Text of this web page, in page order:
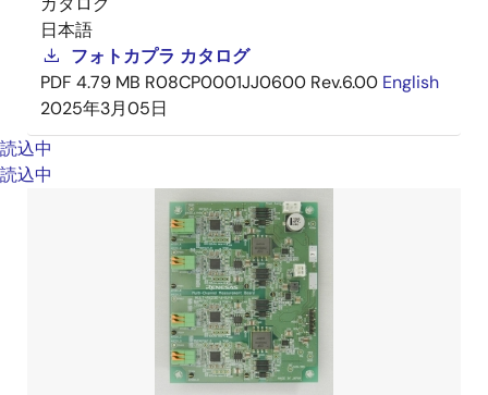
日本語
フォトカプラ カタログ
PDF 4.79 MB R08CP0001JJ0600 Rev.6.00 English
2025年3月05日
読込中
読込中